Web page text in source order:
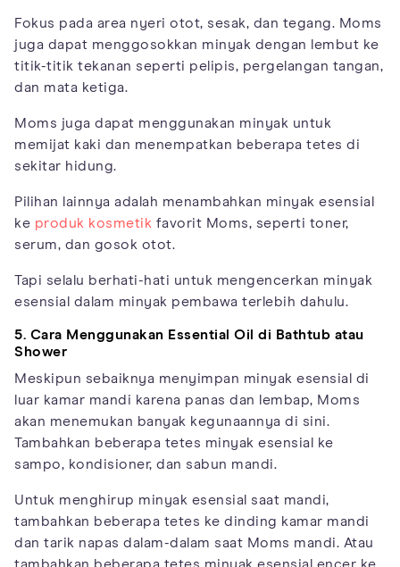
Fokus pada area nyeri otot, sesak, dan tegang. Moms
juga dapat menggosokkan minyak dengan lembut ke
titik-titik tekanan seperti pelipis, pergelangan tangan,
dan mata ketiga.
Moms juga dapat menggunakan minyak untuk
memijat kaki dan menempatkan beberapa tetes di
sekitar hidung.
Pilihan lainnya adalah menambahkan minyak esensial
ke produk kosmetik favorit Moms, seperti toner,
serum, dan gosok otot.
Tapi selalu berhati-hati untuk mengencerkan minyak
esensial dalam minyak pembawa terlebih dahulu.
5. Cara Menggunakan Essential Oil di Bathtub atau
Shower
Meskipun sebaiknya menyimpan minyak esensial di
luar kamar mandi karena panas dan lembap, Moms
akan menemukan banyak kegunaannya di sini.
Tambahkan beberapa tetes minyak esensial ke
sampo, kondisioner, dan sabun mandi.
Untuk menghirup minyak esensial saat mandi,
tambahkan beberapa tetes ke dinding kamar mandi
dan tarik napas dalam-dalam saat Moms mandi. Atau